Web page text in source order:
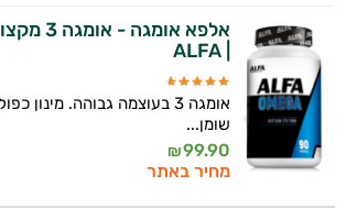
אלפא
| ALFA
אומגה 3 בעוצמה גבוהה. מינון
שומן...
99.90
₪
מחיר באתר